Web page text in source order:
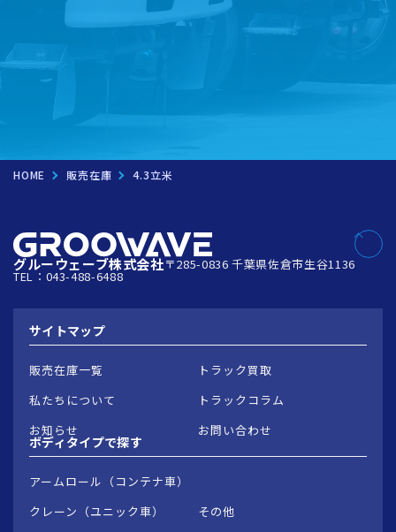
トラック買取を
HOME 販売在庫 4.3立米
グルーウェーブ株式会社〒285-0836 千葉県佐倉市生谷1136
TEL：043-488-6488
サイトマップ
販売在庫一覧
トラック買取
私たちについて
トラックコラム
お知らせ
お問い合わせ
ボディタイプで探す
アームロール（コンテナ車）
クレーン（ユニック車）
その他